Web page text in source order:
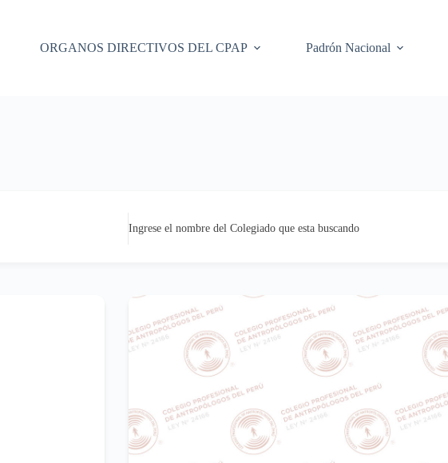
ORGANOS DIRECTIVOS DEL CPAP
Padrón Nacional
Ingrese el nombre del Colegiado que esta buscando